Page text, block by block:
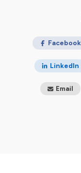
Facebook
LinkedIn
Email